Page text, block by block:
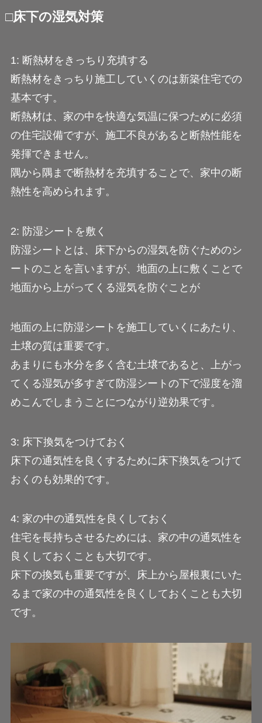
□床下の湿気対策
1: 断熱材をきっちり充填する
断熱材をきっちり施工していくのは新築住宅での
基本です。
断熱材は、家の中を快適な気温に保つために必須
の住宅設備ですが、施工不良があると断熱性能を
発揮できません。
隅から隅まで断熱材を充填することで、家中の断
熱性を高められます。
2: 防湿シートを敷く
防湿シートとは、床下からの湿気を防ぐためのシ
ートのことを言いますが、地面の上に敷くことで
地面から上がってくる湿気を防ぐことが
地面の上に防湿シートを施工していくにあたり、
土壌の質は重要です。
あまりにも水分を多く含む土壌であると、上がっ
てくる湿気が多すぎて防湿シートの下で湿度を溜
めこんでしまうことにつながり逆効果です。
3: 床下換気をつけておく
床下の通気性を良くするために床下換気をつけて
おくのも効果的です。
4: 家の中の通気性を良くしておく
住宅を長持ちさせるためには、家の中の通気性を
良くしておくことも大切です。
床下の換気も重要ですが、床上から屋根裏にいた
るまで家の中の通気性を良くしておくことも大切
です。